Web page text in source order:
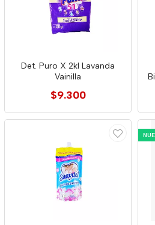
Det. Puro X 2kl Lavanda
Vainilla
$9.300